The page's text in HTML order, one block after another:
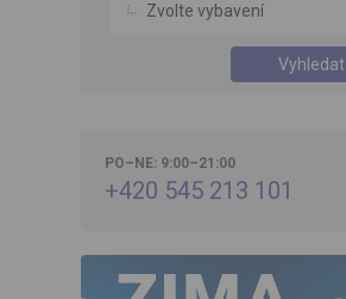
Zvolte vybavení
Vyhledat
PO–NE: 9:00–21:00
+420 545 213 101